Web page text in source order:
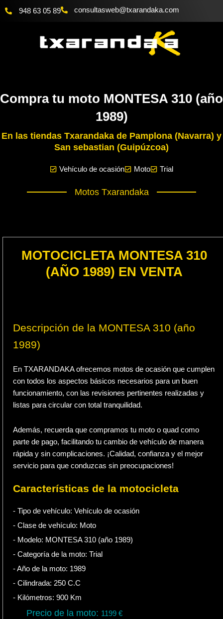
948 63 05 89 moc.akadnaraxt
@bewsatlusnoc
Compra tu moto MONTESA 310 (año
1989)
En las tiendas Txarandaka de Pamplona (Navarra) y
San sebastian (Guipúzcoa)
Vehículo de ocasión Moto Trial
Motos Txarandaka
MOTOCICLETA MONTESA 310
(AÑO 1989) EN VENTA
Descripción de la MONTESA 310 (año
1989)
En TXARANDAKA ofrecemos motos de ocasión que cumplen
con todos los aspectos básicos necesarios para un buen
funcionamiento, con las revisiones pertinentes realizadas y
listas para circular con total tranquilidad.
Además, recuerda que compramos tu moto o quad como
parte de pago, facilitando tu cambio de vehículo de manera
rápida y sin complicaciones. ¡Calidad, confianza y el mejor
servicio para que conduzcas sin preocupaciones!
Características de la motocicleta
- Tipo de vehículo: Vehículo de ocasión
- Clase de vehículo: Moto
- Modelo: MONTESA 310 (año 1989)
- Categoría de la moto: Trial
- Año de la moto: 1989
- Cilindrada: 250 C.C
- Kilómetros: 900 Km
Precio de la moto: 1199€